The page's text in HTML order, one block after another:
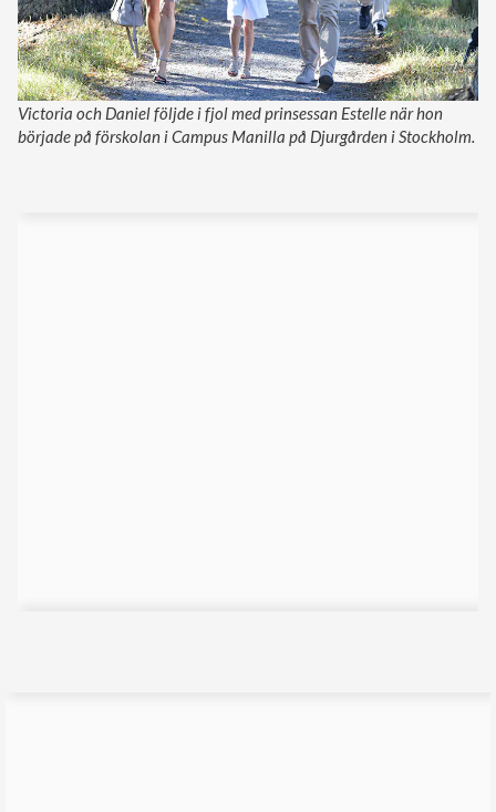
Victoria och Daniel följde i fjol med prinsessan Estelle när hon
började på förskolan i Campus Manilla på Djurgården i Stockholm.